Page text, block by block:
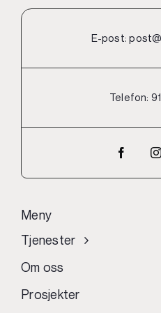
E-post:
Telefon:
Meny
Tjenester
Om oss
Prosjekter